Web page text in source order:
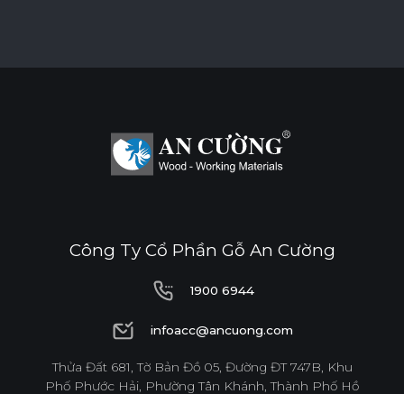
Công Ty Cổ Phần Gỗ An Cường
1900 6944
1900 6944
infoacc@ancuong.com
infoacc@ancuong.com
Thửa Đất 681, Tờ Bản Đồ 05, Đường ĐT 747B, Khu
Phố Phước Hải, Phường Tân Khánh, Thành Phố Hồ